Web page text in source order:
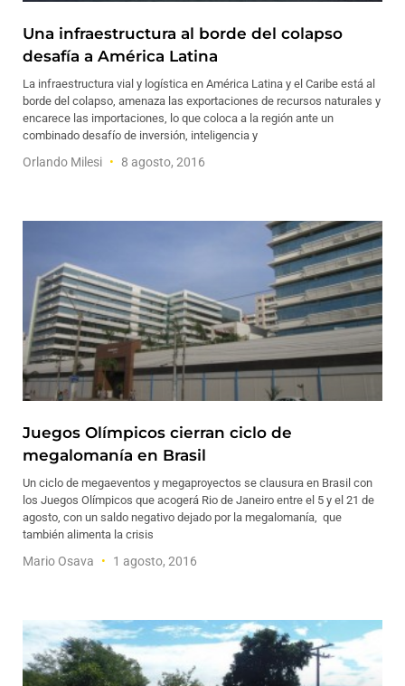
Una infraestructura al borde del colapso
desafía a América Latina
La infraestructura vial y logística en América Latina y el Caribe está al
borde del colapso, amenaza las exportaciones de recursos naturales y
encarece las importaciones, lo que coloca a la región ante un
combinado desafío de inversión, inteligencia y
Orlando Milesi 8 agosto, 2016
Juegos Olímpicos cierran ciclo de
megalomanía en Brasil
Un ciclo de megaeventos y megaproyectos se clausura en Brasil con
los Juegos Olímpicos que acogerá Rio de Janeiro entre el 5 y el 21 de
agosto, con un saldo negativo dejado por la megalomanía, que
también alimenta la crisis
Mario Osava 1 agosto, 2016